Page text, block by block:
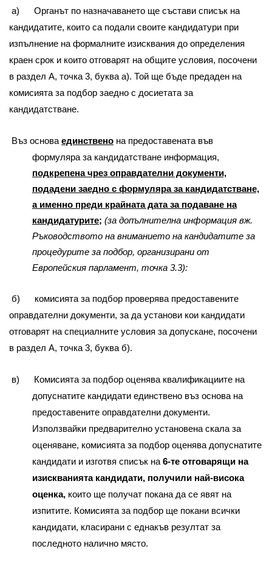
a) Органът по назначаването ще състави списък на
кандидатите, които са подали своите кандидатури при
изпълнение на формалните изисквания до определения
краен срок и които отговарят на общите условия, посочени
в раздел A, точка 3, буква а). Той ще бъде предаден на
комисията за подбор заедно с досиетата за
кандидатстване.
Въз основа единствено на предоставената във
формуляра за кандидатстване информация,
подкрепена чрез оправдателни документи,
подадени заедно с формуляра за кандидатстване,
а именно преди крайната дата за подаване на
кандидатурите; (за допълнителна информация вж.
Ръководството на вниманието на кандидатите за
процедурите за подбор, организирани от
Европейския парламент, точка 3.3):
б) комисията за подбор проверява предоставените
оправдателни документи, за да установи кои кандидати
отговарят на специалните условия за допускане, посочени
в раздел A, точка 3, буква б).
в) Комисията за подбор оценява квалификациите на
допуснатите кандидати единствено въз основа на
предоставените оправдателни документи.
Използвайки предварително установена скала за
оценяване, комисията за подбор оценява допуснатите
кандидати и изготвя списък на 6-те отговарящи на
изискванията кандидати, получили най-висока
оценка,които ще получат покана да се явят на
изпитите. Комисията за подбор ще покани всички
кандидати, класирани с еднакъв резултат за
последното налично място.